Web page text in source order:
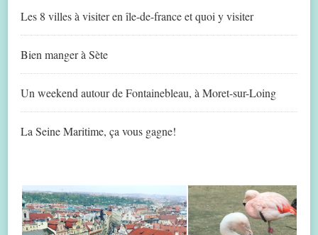
Les 8 villes à visiter en île-de-france et quoi y visiter
Bien manger à Sète
Un weekend autour de Fontainebleau, à Moret-sur-Loing
La Seine Maritime, ça vous gagne!